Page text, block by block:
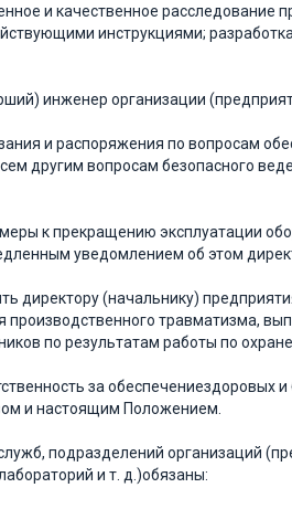
и качественное расследование
инструкциями;
инженер организации
и распоряжения по вопросам
другим вопросам безопасного
к прекращению эксплуатации
уведомлением об этом
директору (начальнику)
производственного травматизма,
по результатам работы по охране
за обеспечениездоровых
и настоящим Положением.
подразделений организаций
и т. д.)обязаны: